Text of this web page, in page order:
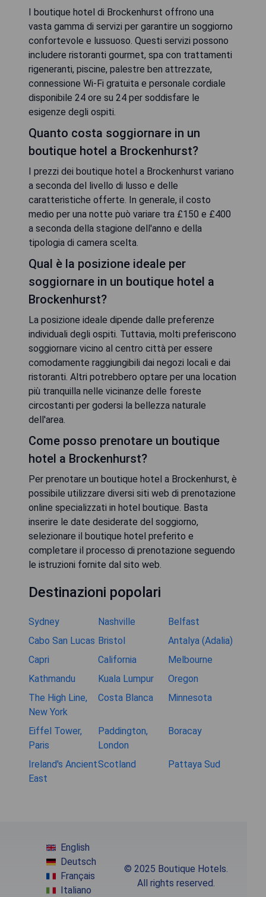
I boutique hotel di Brockenhurst offrono una
vasta gamma di servizi per garantire un soggiorno
confortevole e lussuoso. Questi servizi possono
includere ristoranti gourmet, spa con trattamenti
rigeneranti, piscine, palestre ben attrezzate,
connessione Wi-Fi gratuita e personale cordiale
disponibile 24 ore su 24 per soddisfare le
esigenze degli ospiti.
Quanto costa soggiornare in un
boutique hotel a Brockenhurst?
I prezzi dei boutique hotel a Brockenhurst variano
a seconda del livello di lusso e delle
caratteristiche offerte. In generale, il costo
medio per una notte può variare tra £150 e £400
a seconda della stagione dell'anno e della
tipologia di camera scelta.
Qual è la posizione ideale per
soggiornare in un boutique hotel a
Brockenhurst?
La posizione ideale dipende dalle preferenze
individuali degli ospiti. Tuttavia, molti preferiscono
soggiornare vicino al centro città per essere
comodamente raggiungibili dai negozi locali e dai
ristoranti. Altri potrebbero optare per una location
più tranquilla nelle vicinanze delle foreste
circostanti per godersi la bellezza naturale
dell'area.
Come posso prenotare un boutique
hotel a Brockenhurst?
Per prenotare un boutique hotel a Brockenhurst, è
possibile utilizzare diversi siti web di prenotazione
online specializzati in hotel boutique. Basta
inserire le date desiderate del soggiorno,
selezionare il boutique hotel preferito e
completare il processo di prenotazione seguendo
le istruzioni fornite dal sito web.
Destinazioni popolari
Sydney Nashville
Belfast
Cabo San Lucas Bristol
Antalya (Adalia)
Capri
California
Melbourne
Kathmandu
Kuala Lumpur
Oregon
The High Line,
New York
Costa Blanca Minnesota
Eiffel Tower,
Paris
Paddington,
London
Boracay
Ireland's Ancient
East
Scotland Pattaya Sud
English
Deutsch
Français
Italiano
© 2025 Boutique Hotels.
All rights reserved.